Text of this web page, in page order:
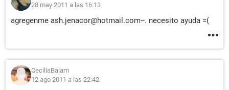
28 may 2011 a las 16:13
agregenme ash.jenacor@hotmail.com--. necesito ayuda =(
CeciliaBalam
12 ago 2011 a las 22:42